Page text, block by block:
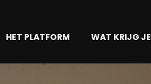
WAT KRIJG JE
HET PLATFORM